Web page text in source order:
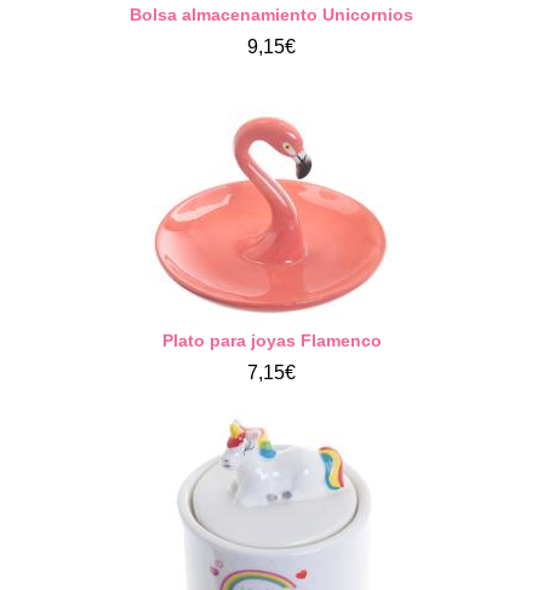
Bolsa almacenamiento Unicornios
9,15€
Plato para joyas Flamenco
7,15€